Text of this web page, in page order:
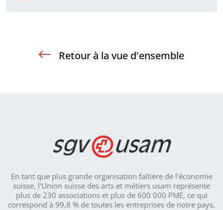
Retour à la vue d'ensemble
En tant que plus grande organisation faîtière de l'économie
suisse, l'Union suisse des arts et métiers usam représente
plus de 230 associations et plus de 600 000 PME, ce qui
correspond à 99,8 % de toutes les entreprises de notre pays.